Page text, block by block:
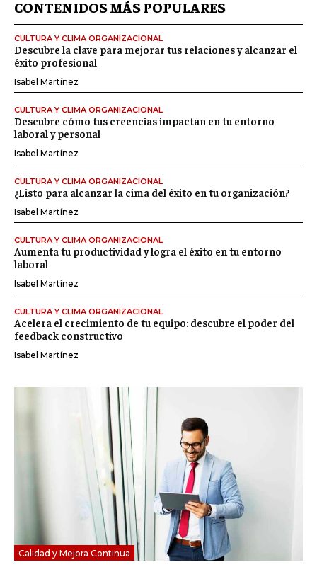
CONTENIDOS MÁS POPULARES
CULTURA Y CLIMA ORGANIZACIONAL
Descubre la clave para mejorar tus relaciones y alcanzar el
éxito profesional
Isabel Martínez
CULTURA Y CLIMA ORGANIZACIONAL
Descubre cómo tus creencias impactan en tu entorno
laboral y personal
Isabel Martínez
CULTURA Y CLIMA ORGANIZACIONAL
¿Listo para alcanzar la cima del éxito en tu organización?
Isabel Martínez
CULTURA Y CLIMA ORGANIZACIONAL
Aumenta tu productividad y logra el éxito en tu entorno
laboral
Isabel Martínez
CULTURA Y CLIMA ORGANIZACIONAL
Acelera el crecimiento de tu equipo: descubre el poder del
feedback constructivo
Isabel Martínez
Calidad y Mejora Continua